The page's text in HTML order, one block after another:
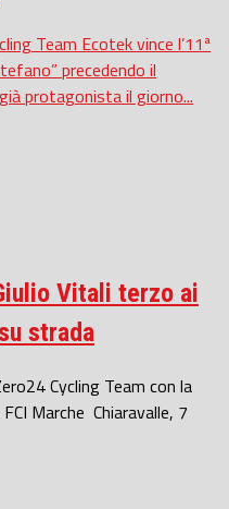
Team Ecotek vince l’11ª
precedendo il
protagonista il giorno...
Vitali terzo ai
strada
Cycling Team con la
Marche Chiaravalle, 7